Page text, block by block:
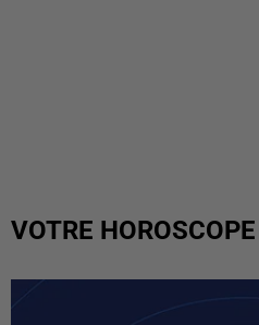
VOTRE HOROSCOPE